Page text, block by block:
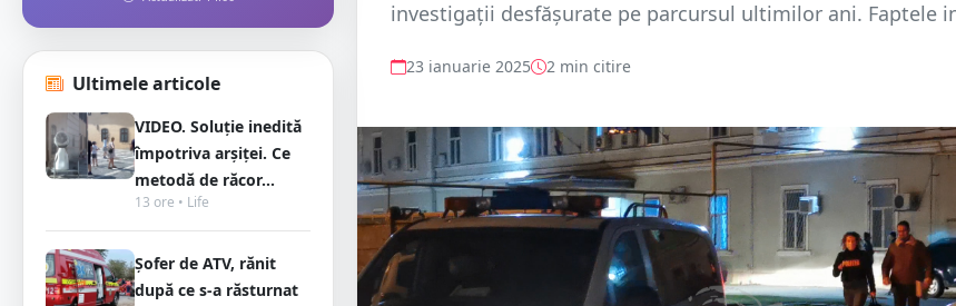
Ultimele articole
VIDEO. Soluție inedită
împotriva arșiței. Ce
metodă de răcor...
13 ore • Life
Șofer de ATV, rănit
după ce s-a răsturnat
investigații desfășurate pe parcursul ultimilor ani. Faptele
23 ianuarie 2025 2 min citire